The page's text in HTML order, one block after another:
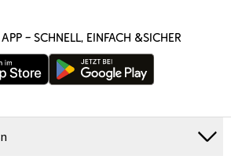
– SCHNELL, EINFACH &SICHER